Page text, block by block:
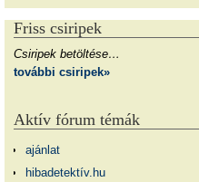
Friss csiripek
Csiripek betöltése…
további csiripek»
Aktív fórum témák
ajánlat
hibadetektív.hu